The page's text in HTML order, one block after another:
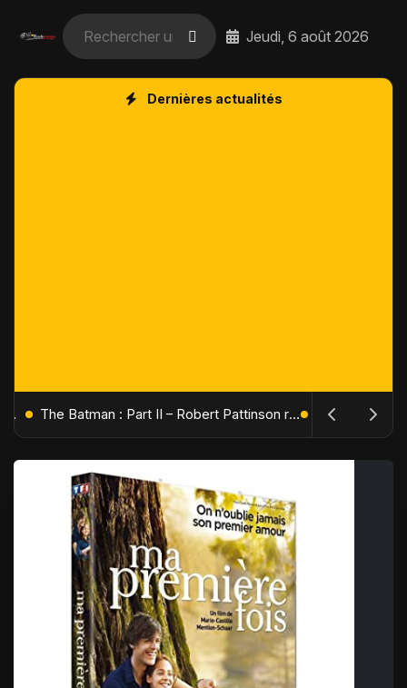
Jeudi, 6 août 2026
Dernières actualités
L'Âge de Glace : Le Réveil du Volcan – Manny, Sid et Diego de retour pour une aventure explosive The Batman : Part II – Robert Pattinson replonge dans les ténèbres de Gotham dès octobre 2027